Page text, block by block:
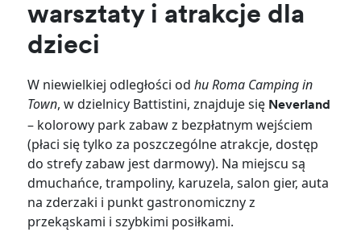
warsztaty i atrakcje dla
dzieci
W niewielkiej odległości odhu Roma Camping in
Town, w dzielnicy Battistini, znajduje się Neverland
– kolorowy park zabaw z bezpłatnym wejściem
(płaci się tylko za poszczególne atrakcje, dostęp
do strefy zabaw jest darmowy). Na miejscu są
dmuchańce, trampoliny, karuzela, salon gier, auta
na zderzaki i punkt gastronomiczny z
przekąskami i szybkimi posiłkami.